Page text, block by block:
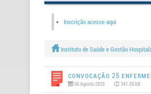
Inscrição acesse aqui
Instituto de Saúde e Gestão
Convocação 25
06 Agosto 2025 341.05 kB